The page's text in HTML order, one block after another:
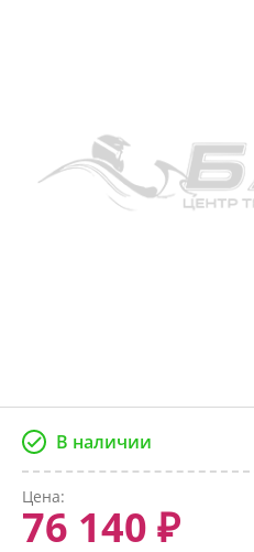
В наличии
Цена:
76 140 ₽